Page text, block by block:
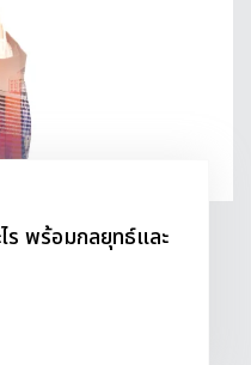
ร พร้อมกลยุทธ์และ